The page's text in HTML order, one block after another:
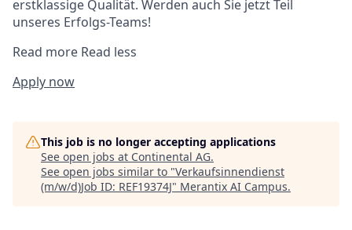
erstklassige Qualität. Werden auch Sie jetzt Teil
unseres Erfolgs-Teams!
Read more Read less
Apply now
This job is no longer accepting applications
See open jobs at Continental AG.
See open jobs similar to "Verkaufsinnendienst
(m/w/d)Job ID: REF19374J" Merantix AI Campus.